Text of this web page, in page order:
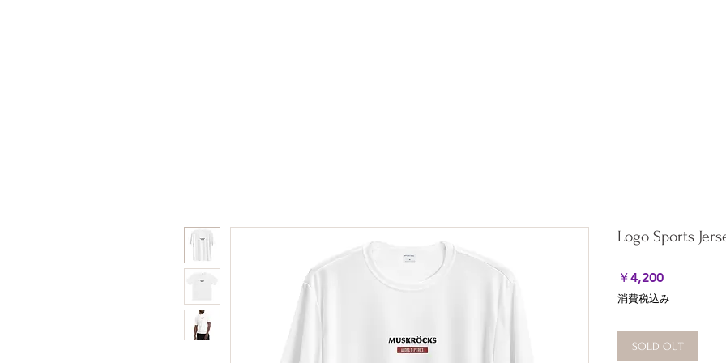
Logo Sports
￥4,200価
格
消費税込み
SOLD OUT